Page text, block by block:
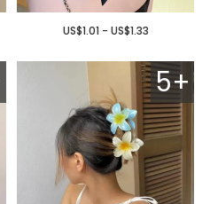
US$1.01 - US$1.33
5+